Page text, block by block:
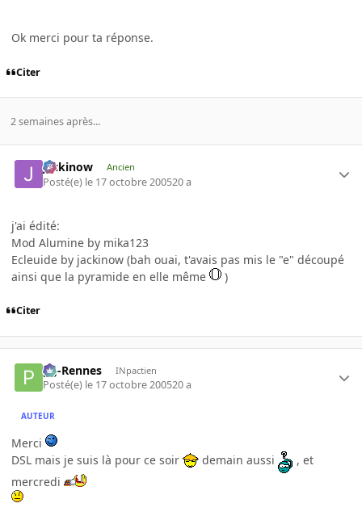
Ok merci pour ta réponse.
Citer
2 semaines après...
jackinow Ancien
Posté(e) le 17 octobre 200520 a
j'ai édité:
Mod Alumine by mika123
Ecleuide by jackinow (bah ouai, t'avais pas mis le "e" découpé
ainsi que la pyramide en elle même
)
Citer
pg-Rennes INpactien
Posté(e) le 17 octobre 200520 a
AUTEUR
Merci
DSL mais je suis là pour ce soir
demain aussi
, et
mercredi